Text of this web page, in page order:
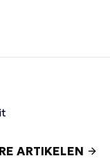
ARTIKELEN